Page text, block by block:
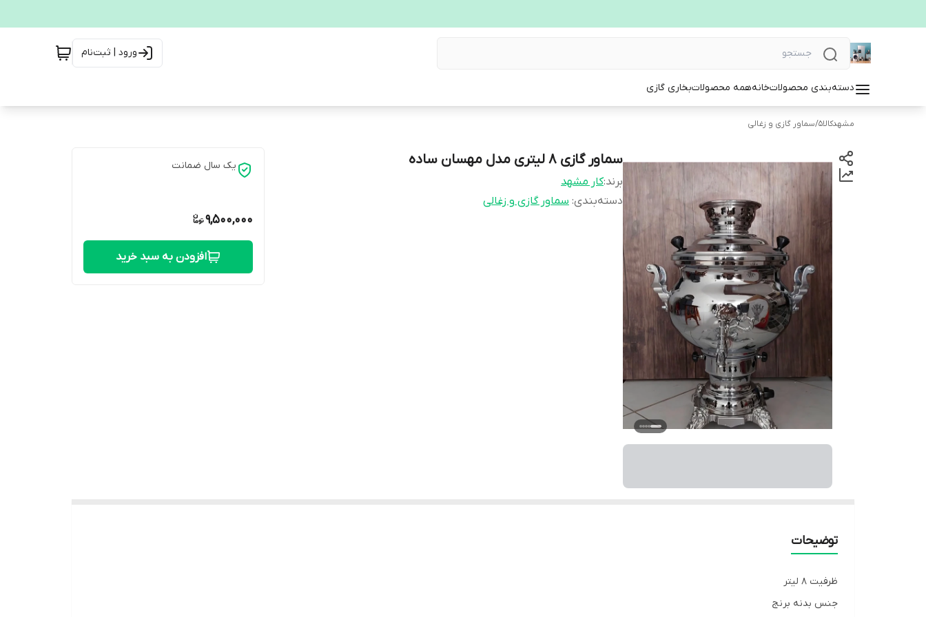
ورود | ثبت‌نام
دسته‌بندی محصولاتخانههمه محصولاتبخاری گازی
مشهدکالا5 /سماور گازی و زغالی
سماور گازی 8 لیتری مدل مهسان ساده
برند:کار مشهد
دسته‌بندی: سماور گازی و زغالی
یک سال ضمانت
9,500,000
افزودن به سبد خرید
توضیحات
ظرفیت 8 لیتر
جنس بدنه برنج